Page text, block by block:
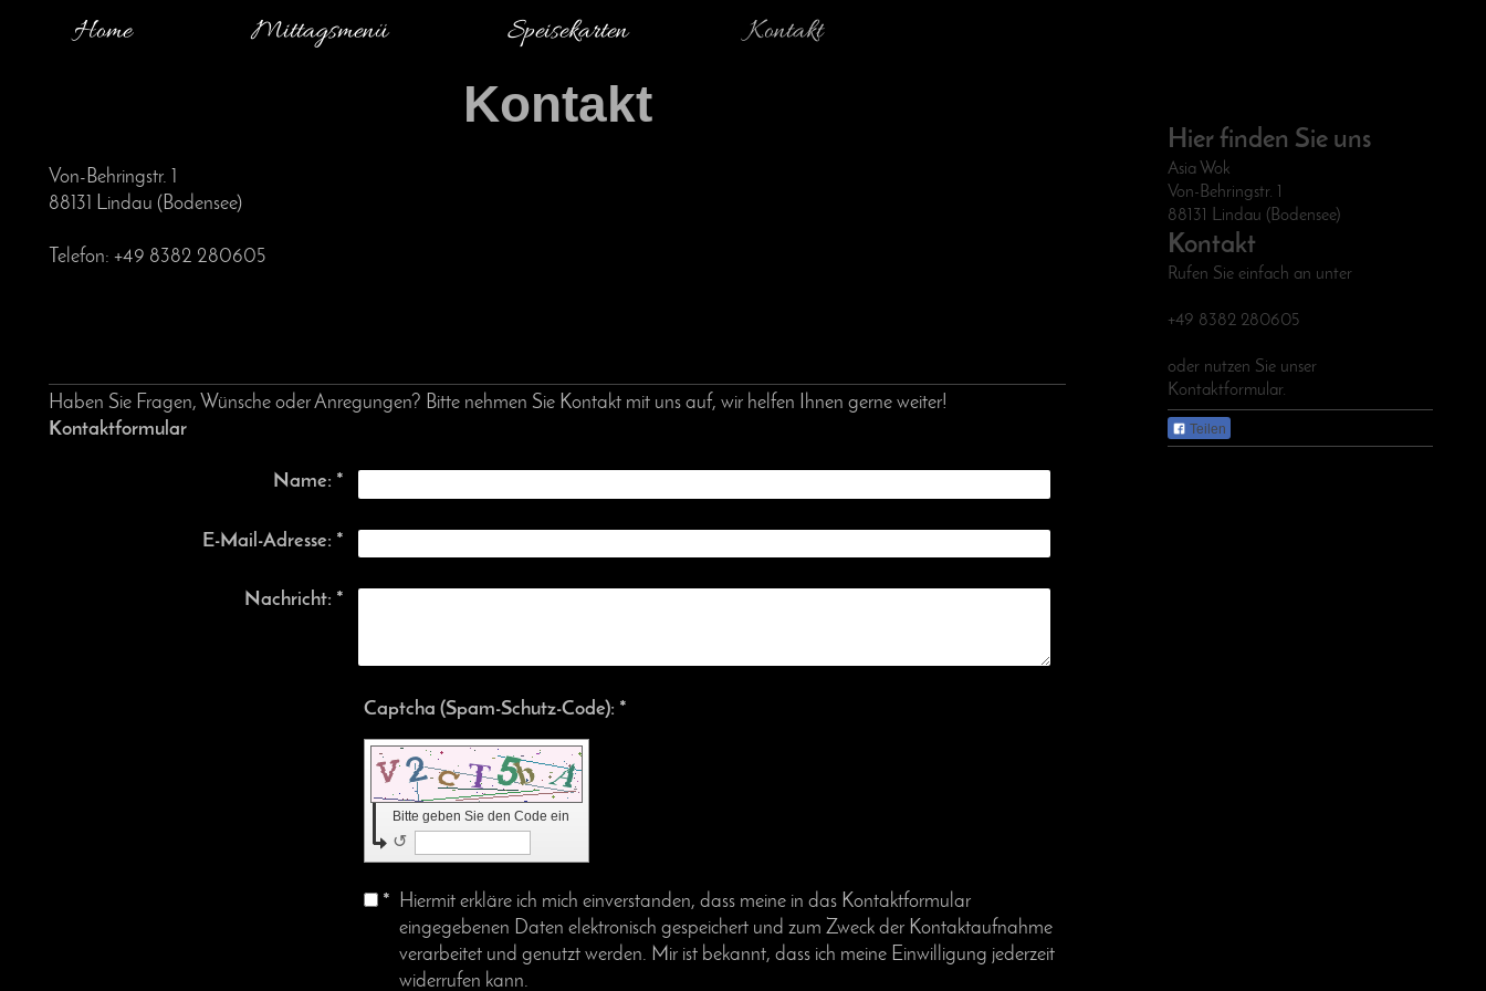
Home Mittagsmenü Speisekarten Kontakt
Kontakt
Von-Behringstr. 1
88131 Lindau (Bodensee)
Telefon: +49 8382 280605
Haben Sie Fragen, Wünsche oder Anregungen? Bitte nehmen Sie Kontakt mit uns auf, wir helfen Ihnen gerne weiter!
Kontaktformular
Name: *
E-Mail-Adresse: *
Nachricht: *
Captcha (Spam-Schutz-Code): *
Bitte geben Sie den Code ein
↺
*
Hiermit erkläre ich mich einverstanden, dass meine in das Kontaktformular
eingegebenen Daten elektronisch gespeichert und zum Zweck der Kontaktaufnahme
verarbeitet und genutzt werden. Mir ist bekannt, dass ich meine Einwilligung jederzeit
widerrufen kann.
Hier finden Sie uns
Asia Wok
Von-Behringstr. 1
88131 Lindau (Bodensee)
Kontakt
Rufen Sie einfach an unter
+49 8382 280605
oder nutzen Sie unser
Kontaktformular.
Teilen